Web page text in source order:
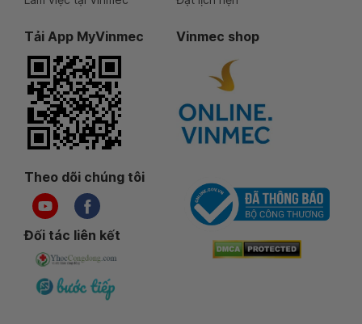
Tải App MyVinmec Vinmec shop
Theo dõi chúng tôi
Đối tác liên kết